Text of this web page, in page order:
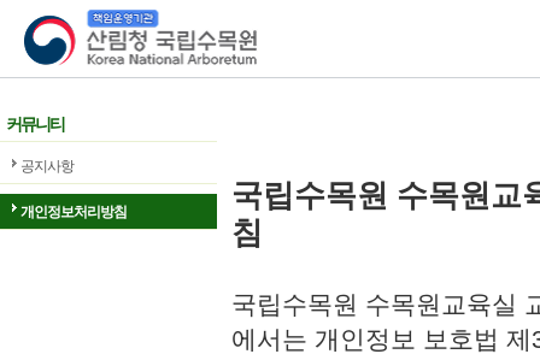
산림청 국립수목원
커뮤니티
공지사항
개인정보처리방침
국립수목원 수목원교
침
국립수목원 수목원교육실
에서는 개인정보 보호법